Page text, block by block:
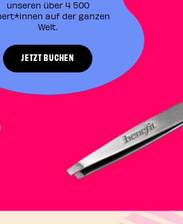
unseren über 4 500
auf der ganzen
Welt.​
JETZT BUCHEN